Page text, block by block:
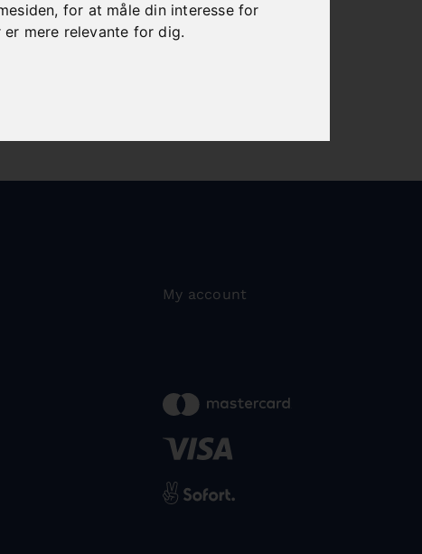
, for at måle din interesse for
mere relevante for dig.
My account